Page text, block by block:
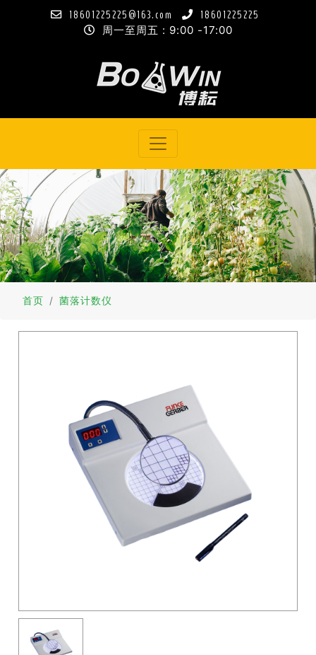
18601225225@163.com 18601225225
周一至周五 : 9:00 -17:00
首页 菌落计数仪